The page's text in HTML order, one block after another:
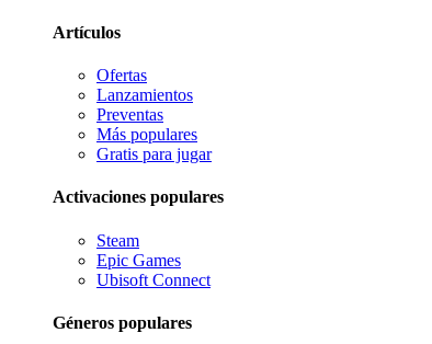
Artículos
Ofertas
Lanzamientos
Preventas
Más populares
Gratis para jugar
Activaciones populares
Steam
Epic Games
Ubisoft Connect
Géneros populares